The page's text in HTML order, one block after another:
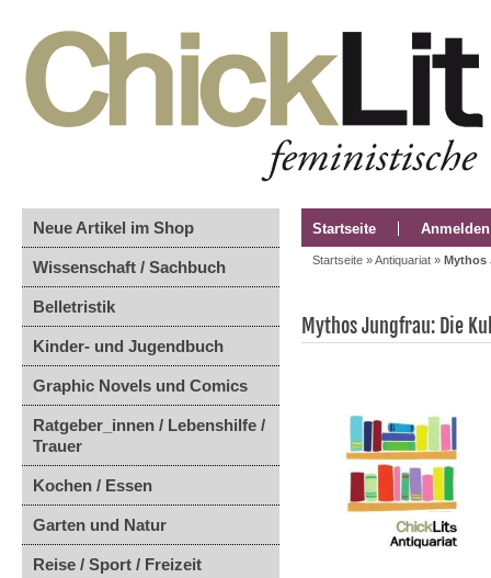
Neue Artikel im Shop
Wissenschaft / Sachbuch
Belletristik
Kinder- und Jugendbuch
Graphic Novels und Comics
Ratgeber_innen / Lebenshilfe /
Trauer
Kochen / Essen
Garten und Natur
Reise / Sport / Freizeit
Startseite Anmelden
Startseite »Antiquariat » Mythos
Mythos Jungfrau: Die